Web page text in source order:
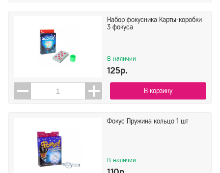
Набор фокусника Карты-коробки
3 фокуса
В наличии
125р.
В корзину
Фокус Пружина кольцо 1 шт
В наличии